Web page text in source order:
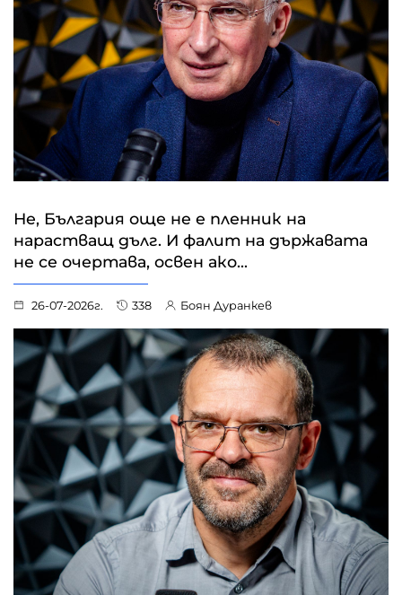
Не, България още не е пленник на
нарастващ дълг. И фалит на държавата
не се очертава, освен ако...
26-07-2026г. 338 Боян Дуранкев